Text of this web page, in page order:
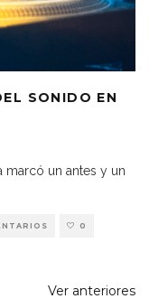
SONIDO EN
marcó un antes y un
0
Ver anteriores